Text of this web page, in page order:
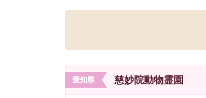
愛知県 慈妙院動物霊園